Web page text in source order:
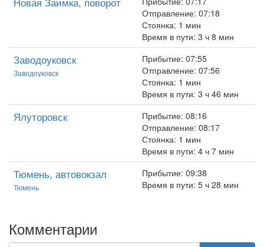
Отправление: 07:18
Стоянка: 1 мин
Время в пути: 3 ч 8 мин
Заводоуковск
Заводоуковск
Прибытие: 07:55
Отправление: 07:56
Стоянка: 1 мин
Время в пути: 3 ч 46 мин
Ялуторовск
Прибытие: 08:16
Отправление: 08:17
Стоянка: 1 мин
Время в пути: 4 ч 7 мин
Тюмень, автовокзал
Тюмень
Прибытие: 09:38
Время в пути: 5 ч 28 мин
Комментарии